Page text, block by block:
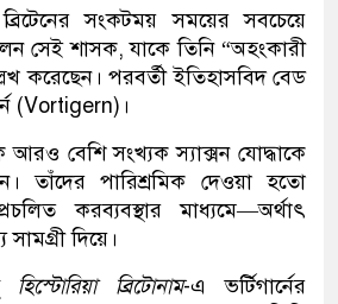
সংকটময় সময়ের সবচেয়ে
সেই শাসক, যাকে তিনি “অহংকারী
করেছেন। পরবর্তী ইতিহাসবিদ বেড
(Vortigern)।
আরও বেশি সংখ্যক স্যাক্সন যোদ্ধাকে
তাঁদের পারিশ্রমিক দেওয়া হতো
করব্যবস্থার মাধ্যমে—অর্থাৎ
দিয়ে।
হিস্টোরিয়া ব্রিটোনাম-এ ভর্টিগার্নের